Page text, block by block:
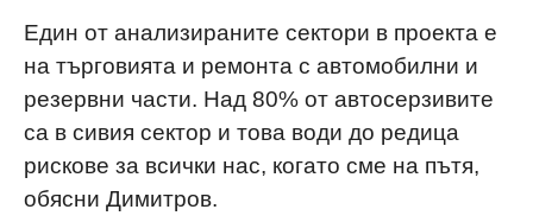
Един от анализираните сектори в проекта е
на търговията и ремонта с автомобилни и
резервни части. Над 80% от автосерзивите
са в сивия сектор и това води до редица
рискове за всички нас, когато сме на пътя,
обясни Димитров.